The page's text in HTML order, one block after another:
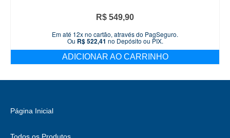
R$ 549,90
Em até 12x no cartão, através do PagSeguro.
Ou R$522,41 no Depósito ou PIX.
ADICIONAR AO CARRINHO
Página Inicial